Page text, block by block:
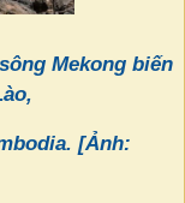
Mekong biến
[Ảnh: